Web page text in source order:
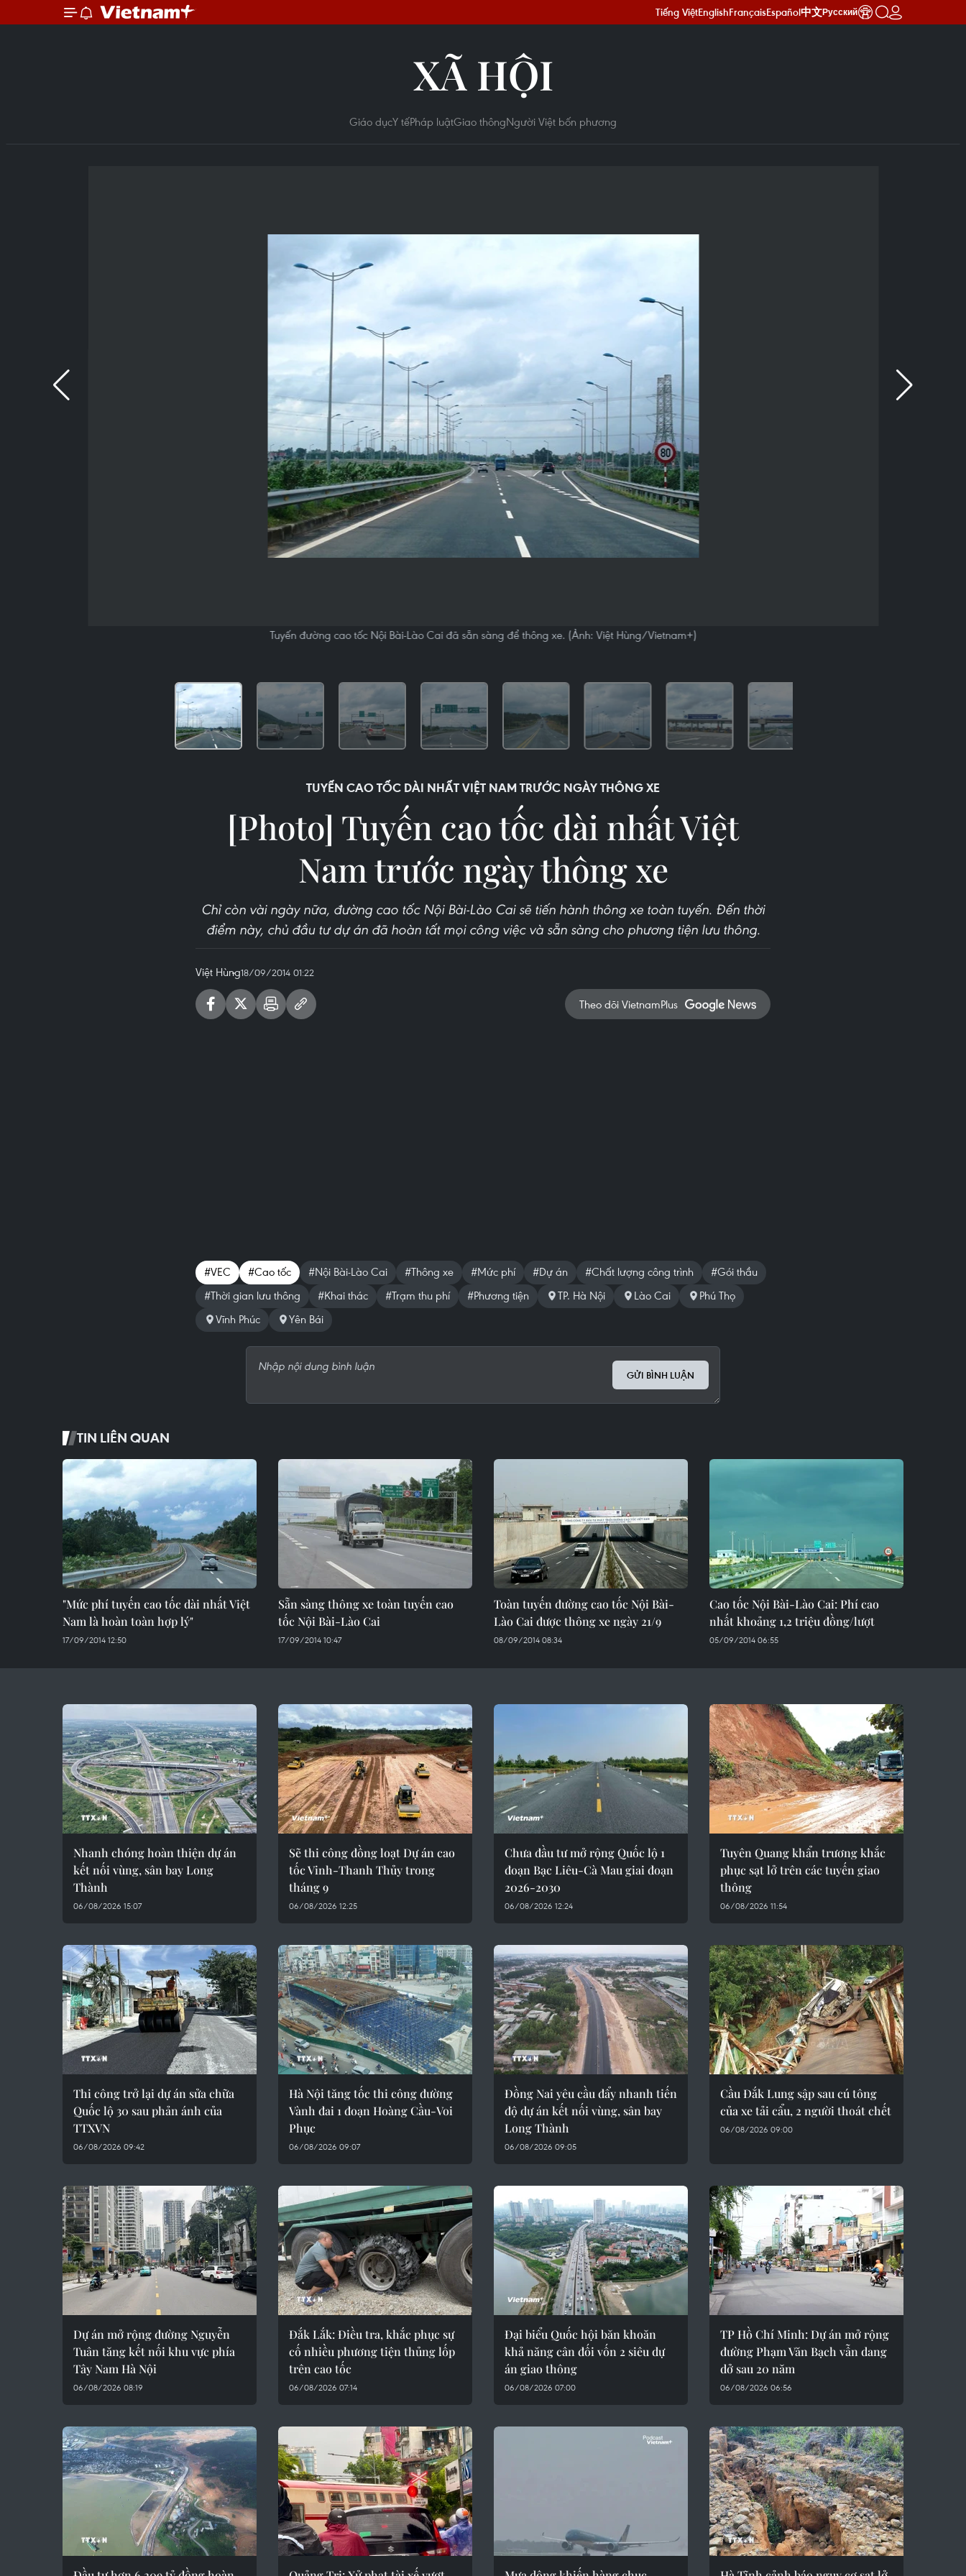
Tiếng ViệtEnglishFrançaisEspañol中文Русский
XÃ HỘI
Giáo dụcY tếPháp luậtGiao thôngNgười Việt bốn phương
Tuyến đường cao tốc Nội Bài-Lào Cai đã sẵn sàng để thông xe. (Ảnh: Việt Hùng/Vietnam+)
TUYẾN CAO TỐC DÀI NHẤT VIỆT NAM TRƯỚC NGÀY THÔNG XE
[Photo] Tuyến cao tốc dài nhất Việt
Nam trước ngày thông xe
Chỉ còn vài ngày nữa, đường cao tốc Nội Bài-Lào Cai sẽ tiến hành thông xe toàn tuyến. Đến thời
điểm này, chủ đầu tư dự án đã hoàn tất mọi công việc và sẵn sàng cho phương tiện lưu thông.
Việt Hùng18/09/2014 01:22
Theo dõi VietnamPlus
#VEC #Cao tốc #Nội Bài-Lào Cai #Thông xe #Mức phí #Dự án #Chất lượng công trình
#Gói thầu
#Thời gian lưu thông
#Khai thác #Trạm thu phí #Phương tiện TP. Hà Nội Lào Cai
Phú Thọ
Vĩnh Phúc
Yên Bái
GỬI BÌNH LUẬN
TIN LIÊN QUAN
"Mức phí tuyến cao tốc dài nhất Việt
Nam là hoàn toàn hợp lý"
17/09/2014 12:50
Sẵn sàng thông xe toàn tuyến cao
tốc Nội Bài-Lào Cai
17/09/2014 10:47
Toàn tuyến đường cao tốc Nội Bài-
Lào Cai được thông xe ngày 21/9
08/09/2014 08:34
Cao tốc Nội Bài-Lào Cai: Phí cao
nhất khoảng 1,2 triệu đồng/lượt
05/09/2014 06:55
Nhanh chóng hoàn thiện dự án
kết nối vùng, sân bay Long
Thành
06/08/2026 15:07
Sẽ thi công đồng loạt Dự án cao
tốc Vinh-Thanh Thủy trong
tháng 9
06/08/2026 12:25
Chưa đầu tư mở rộng Quốc lộ 1
đoạn Bạc Liêu-Cà Mau giai đoạn
2026-2030
06/08/2026 12:24
Tuyên Quang khẩn trương khắc
phục sạt lở trên các tuyến giao
thông
06/08/2026 11:54
Thi công trở lại dự án sửa chữa
Quốc lộ 30 sau phản ánh của
TTXVN
06/08/2026 09:42
Hà Nội tăng tốc thi công đường
Vành đai 1 đoạn Hoàng Cầu-Voi
Phục
06/08/2026 09:07
Đồng Nai yêu cầu đẩy nhanh tiến
độ dự án kết nối vùng, sân bay
Long Thành
06/08/2026 09:05
Cầu Đắk Lung sập sau cú tông
của xe tải cẩu, 2 người thoát chết
06/08/2026 09:00
Dự án mở rộng đường Nguyễn
Tuân tăng kết nối khu vực phía
Tây Nam Hà Nội
06/08/2026 08:19
Đắk Lắk: Điều tra, khắc phục sự
cố nhiều phương tiện thủng lốp
trên cao tốc
06/08/2026 07:14
Đại biểu Quốc hội băn khoăn
khả năng cân đối vốn 2 siêu dự
án giao thông
06/08/2026 07:00
TP Hồ Chí Minh: Dự án mở rộng
đường Phạm Văn Bạch vẫn dang
dở sau 20 năm
06/08/2026 06:56